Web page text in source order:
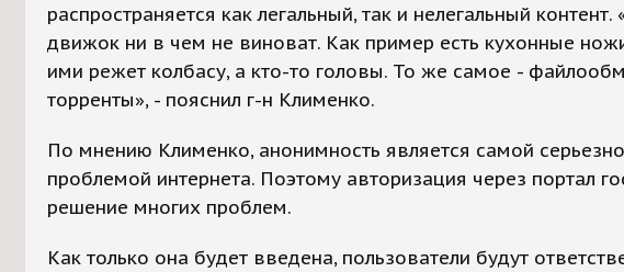
распространяется как легальный, так и нелегальный контент.
движок ни в чем не виноват. Как пример есть кухонные
ими режет колбасу, а кто-то головы. То же самое -
торренты», - пояснил г-н Клименко.
По мнению Клименко, анонимность является самой
проблемой интернета. Поэтому авторизация через портал
решение многих проблем.
Как только она будет введена, пользователи будут